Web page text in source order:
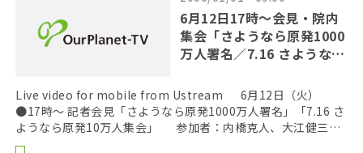
6月12日17時～会見・院内
集会「さようなら原発1000
万人署名／7.16 さようなら
Live video for mobile from Ustream 6月12日（火）
●17時～ 記者会見「さようなら原発1000万人署名」「7.16 さ
ようなら原発10万人集会」 参加者：内橋克人、大江健三郎
[…]